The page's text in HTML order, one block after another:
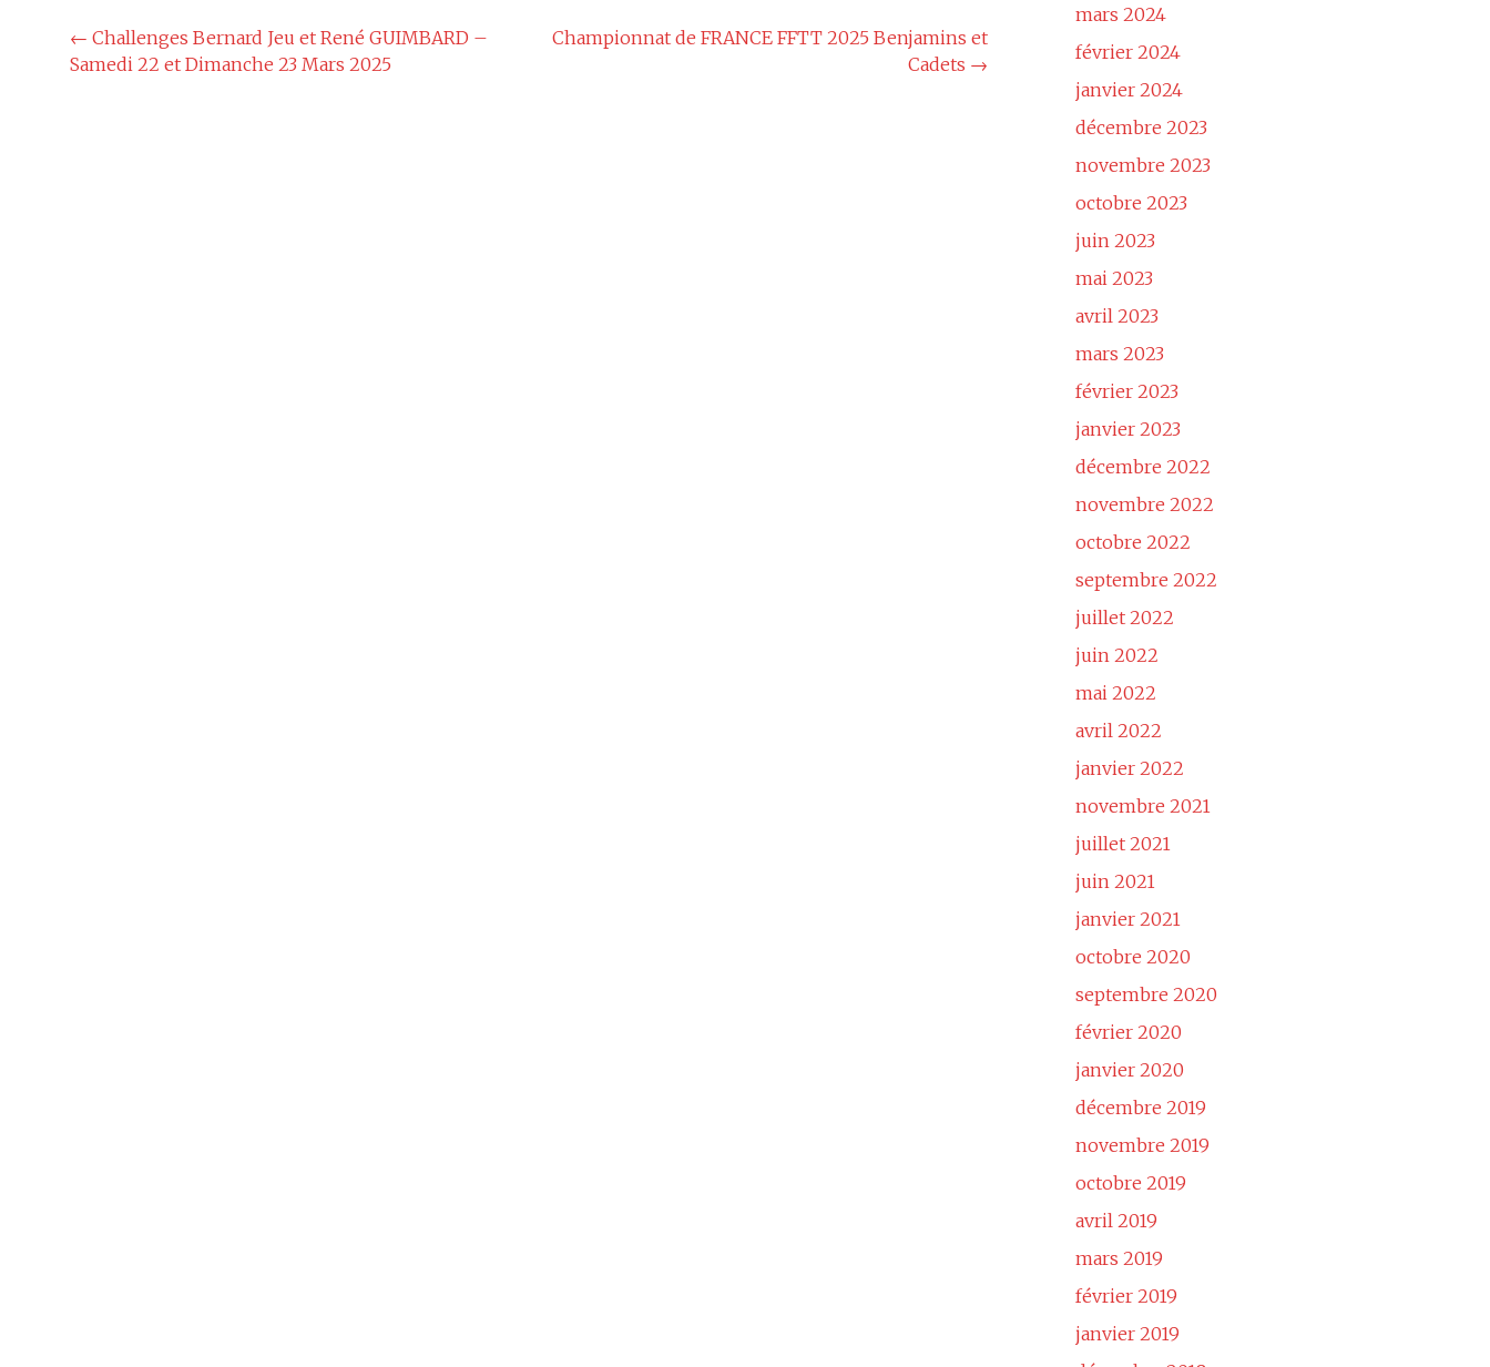
Navigation
de
← Challenges Bernard Jeu et René GUIMBARD –
Samedi 22 et Dimanche 23 Mars 2025
Championnat de FRANCE FFTT 2025 Benjamins et
Cadets →
mars 2024
février 2024
janvier 2024
décembre 2023
novembre 2023
octobre 2023
juin 2023
mai 2023
avril 2023
mars 2023
février 2023
janvier 2023
décembre 2022
novembre 2022
octobre 2022
septembre 2022
juillet 2022
juin 2022
mai 2022
avril 2022
janvier 2022
novembre 2021
juillet 2021
juin 2021
janvier 2021
octobre 2020
septembre 2020
février 2020
janvier 2020
décembre 2019
novembre 2019
octobre 2019
avril 2019
mars 2019
février 2019
janvier 2019